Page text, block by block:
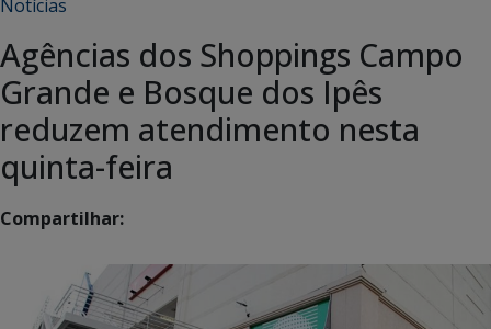
Notícias
Agências dos Shoppings Campo
Grande e Bosque dos Ipês
reduzem atendimento nesta
quinta-feira
Compartilhar: